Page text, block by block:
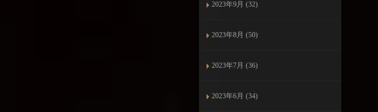
2023年9月 (32)
2023年8月 (50)
2023年7月 (36)
2023年6月 (34)